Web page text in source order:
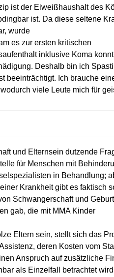
ist der Eiweißhaushalt des
ist. Da diese seltene
wurde
es zur ersten kritischen
inklusive Koma
Deshalb bin ich
beeinträchtigt. Ich brauche
viele Leute mich für
und Elternsein dutzende
für Menschen mit
in Behandlung;
Krankheit gibt es faktisch
Schwangerschaft und Geburt
gab, die mit MMA Kinder
Eltern sein, stellt sich das
deren Kosten vom
Anspruch auf zusätzliche
als Einzelfall betrachtet